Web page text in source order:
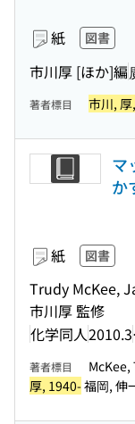
紙 図書
市川厚 [ほか]編
著者標目 市川,
マ
か
紙 図書
Trudy McKee,
市川厚 監修
化学同人2010.3
著者標目
厚, 1940-福岡, 伸